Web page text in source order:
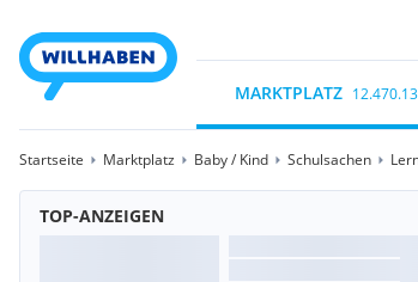
MARKTPLATZ
Startseite Marktplatz Baby / Kind Schulsachen
TOP-ANZEIGEN